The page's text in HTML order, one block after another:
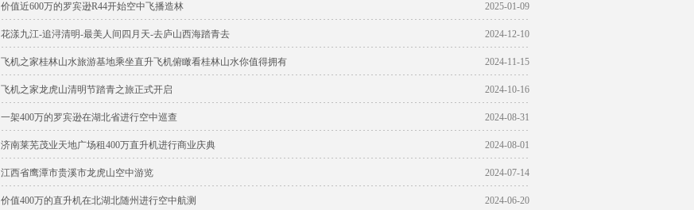
2025-01-09
价值近600万的罗宾逊R44开始空中飞播造林
2024-12-10
花漾九江-追浔清明-最美人间四月天-去庐山西海踏青去
2024-11-15
飞机之家桂林山水旅游基地乘坐直升飞机俯瞰看桂林山水你值得拥有
2024-10-16
飞机之家龙虎山清明节踏青之旅正式开启
2024-08-31
一架400万的罗宾逊在湖北省进行空中巡查
2024-08-01
济南莱芜茂业天地广场租400万直升机进行商业庆典
2024-07-14
江西省鹰潭市贵溪市龙虎山空中游览
2024-06-20
价值400万的直升机在北湖北随州进行空中航测